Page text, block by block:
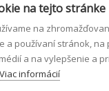
na tejto stránke
na
a používaní stránok, na
a na vylepšenie a
Viac informácií